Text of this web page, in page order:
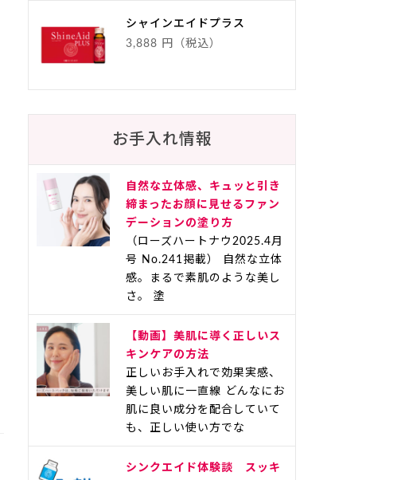
シャインエイドプラス
3,888 円（税込）
お手入れ情報
自然な立体感、キュッと引き
締まったお顔に見せるファン
デーションの塗り方
（ローズハートナウ2025.4月
号 No.241掲載） 自然な立体
感。まるで素肌のような美し
さ。 塗
【動画】美肌に導く正しいス
キンケアの方法
正しいお手入れで効果実感、
美しい肌に一直線 どんなにお
肌に良い成分を配合していて
も、正しい使い方でな
シンクエイド体験談 スッキ